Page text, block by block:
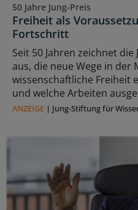
50 Jahre Jung-Preis
Freiheit als
Fortschritt
Seit 50 Jahren zeichnet
aus, die neue Wege in
wissenschaftliche Freiheit
und welche Arbeiten
ANZEIGE | Jung-Stiftung für